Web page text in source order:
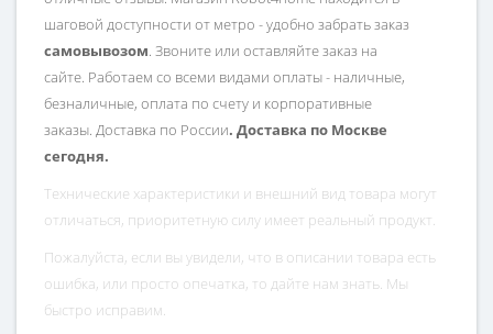
шаговой доступности от метро - удобно забрать заказ
самовывозом. Звоните или оставляйте заказ на
сайте. Работаем со всеми видами оплаты - наличные,
безналичные, оплата по счету и корпоративные
заказы. Доставка по России. Доставка по Москве
сегодня.
Технические характеристики и внешний вид товара могут
отличаться, приоритетную силу имеет реальный продукт.
Пожалуйста, если вы увидели, что в описании товара есть
ошибка, или просто опечатка, то дайте нам знать. Мы
быстро исправим.